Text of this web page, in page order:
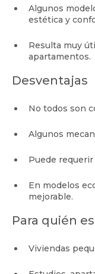
Algunos
estética y
Resulta muy
apartamentos.
Desventajas
No todos son
Algunos
Puede
En modelos
mejorable.
Para quién
Viviendas